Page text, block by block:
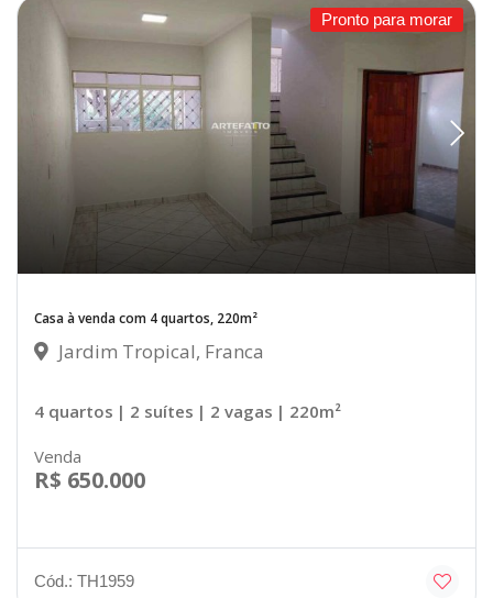
Pronto para morar
Casa à venda com 4 quartos, 220m²
Jardim Tropical, Franca
4 quartos | 2 suítes | 2 vagas | 220m²
Venda
R$ 650.000
Cód.: TH1959